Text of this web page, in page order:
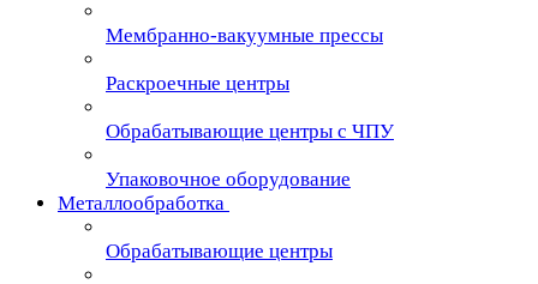
Мембранно-вакуумные прессы
Раскроечные центры
Обрабатывающие центры с ЧПУ
Упаковочное оборудование
Металлообработка
Обрабатывающие центры